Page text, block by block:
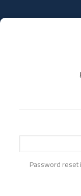
Password